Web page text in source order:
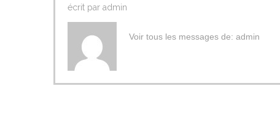
écrit par admin
Voir tous les messages de: admin